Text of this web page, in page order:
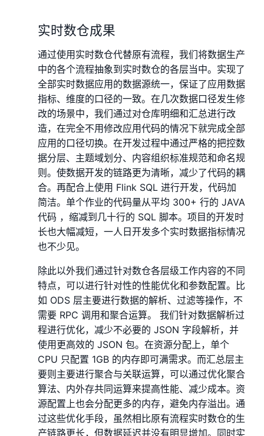
实时数仓成果
通过使用实时数仓代替原有流程，我们将数据生产
中的各个流程抽象到实时数仓的各层当中。实现了
全部实时数据应用的数据源统一，保证了应用数据
指标、维度的口径的一致。在几次数据口径发生修
改的场景中，我们通过对仓库明细和汇总进行改
造，在完全不用修改应用代码的情况下就完成全部
应用的口径切换。在开发过程中通过严格的把控数
据分层、主题域划分、内容组织标准规范和命名规
则。使数据开发的链路更为清晰，减少了代码的耦
合。再配合上使用 Flink SQL 进行开发，代码加
简洁。单个作业的代码量从平均 300+ 行的 JAVA
代码 ，缩减到几十行的 SQL 脚本。项目的开发时
长也大幅减短，一人日开发多个实时数据指标情况
也不少见。
除此以外我们通过针对数仓各层级工作内容的不同
特点，可以进行针对性的性能优化和参数配置。比
如 ODS 层主要进行数据的解析、过滤等操作，不
需要 RPC 调用和聚合运算。 我们针对数据解析过
程进行优化，减少不必要的 JSON 字段解析，并
使用更高效的 JSON 包。在资源分配上，单个
CPU 只配置 1GB 的内存即可满需求。而汇总层主
要则主要进行聚合与关联运算，可以通过优化聚合
算法、内外存共同运算来提高性能、减少成本。资
源配置上也会分配更多的内存，避免内存溢出。通
过这些优化手段，虽然相比原有流程实时数仓的生
产链路更长，但数据延迟并没有明显增加。同时实